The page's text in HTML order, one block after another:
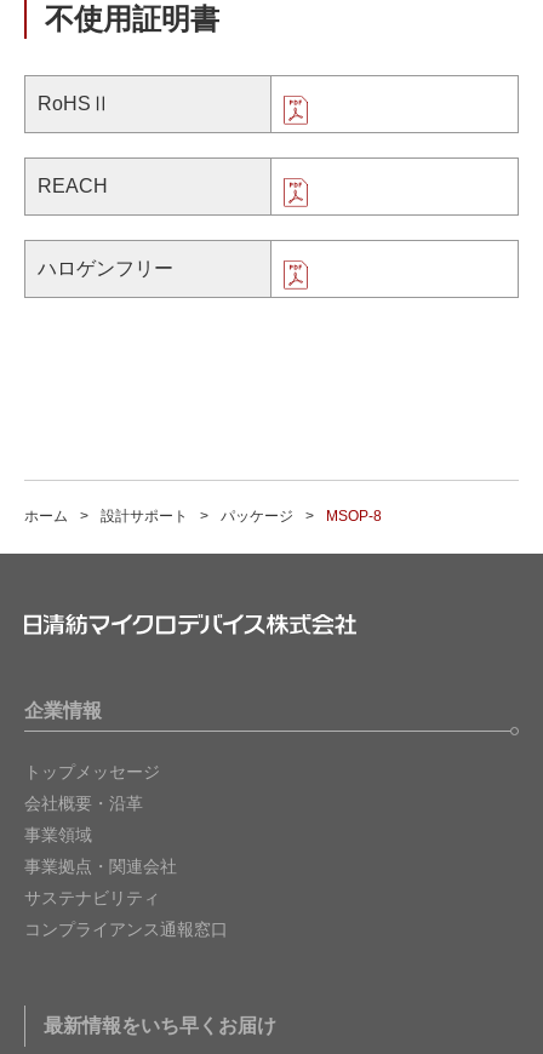
不使用証明書
RoHSⅡ
REACH
ハロゲンフリー
ホーム 設計サポート パッケージ MSOP-8
企業情報
トップメッセージ
会社概要・沿革
事業領域
事業拠点・関連会社
サステナビリティ
コンプライアンス通報窓口
最新情報をいち早くお届け